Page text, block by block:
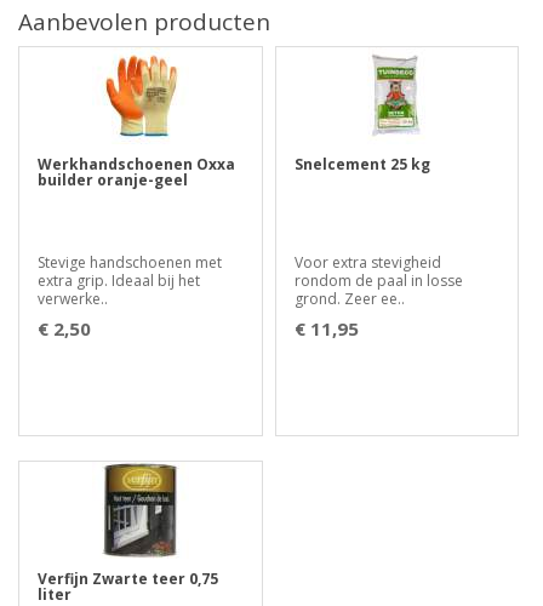
Aanbevolen producten
Werkhandschoenen Oxxa
builder oranje-geel
Stevige handschoenen met
extra grip. Ideaal bij het
verwerke..
€ 2,50
Snelcement 25 kg
Voor extra stevigheid
rondom de paal in losse
grond. Zeer ee..
€ 11,95
Verfijn Zwarte teer 0,75
liter